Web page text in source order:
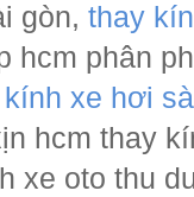
gòn, thay
hcm phân
xe hơi
hcm thay
xe oto thu